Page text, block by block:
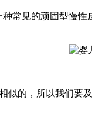
常见的顽固型慢
的，所以我们要